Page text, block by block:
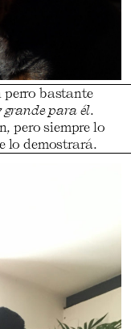
perro bastante
grande para él.
pero siempre lo
lo demostrará.